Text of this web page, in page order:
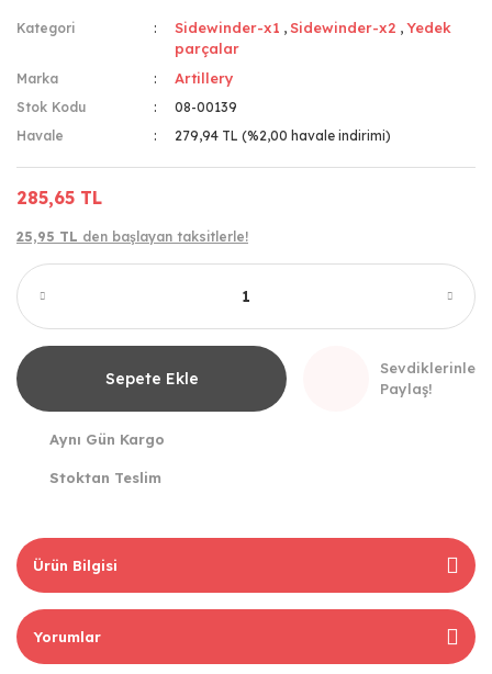
Kategori Sidewinder-x1 ,Sidewinder-x2 ,Yedek
parçalar
Marka Artillery
Stok Kodu
08-00139
Havale
279,94 TL (%2,00 havale indirimi)
285,65 TL
25,95 TL den başlayan taksitlerle!
Sepete Ekle
Sevdiklerinle
Paylaş!
Aynı Gün Kargo
Stoktan Teslim
Ürün Bilgisi
Yorumlar